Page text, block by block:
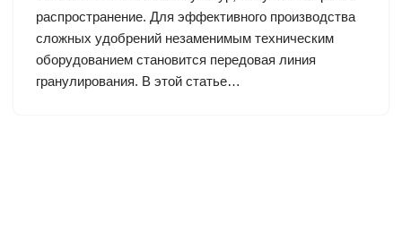
распространение. Для эффективного производства
сложных удобрений незаменимым техническим
оборудованием становится передовая линия
гранулирования. В этой статье…